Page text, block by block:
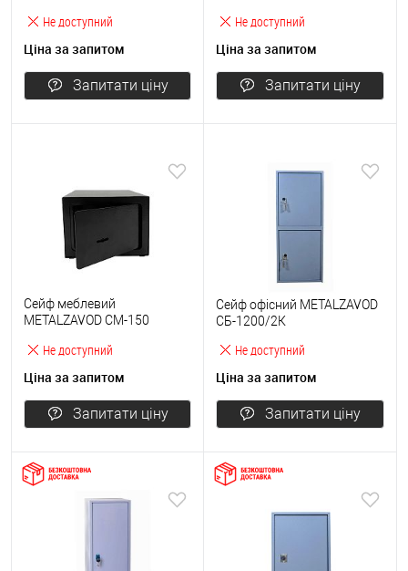
Не доступний
Ціна за запитом
Запитати ціну
Не доступний
Ціна за запитом
Запитати ціну
Не доступний
Сейф меблевий
METALZAVOD СМ-150
Ціна за запитом
Запитати ціну
Не доступний
Сейф офісний METALZAVOD
СБ-1200/2К
Ціна за запитом
Запитати ціну